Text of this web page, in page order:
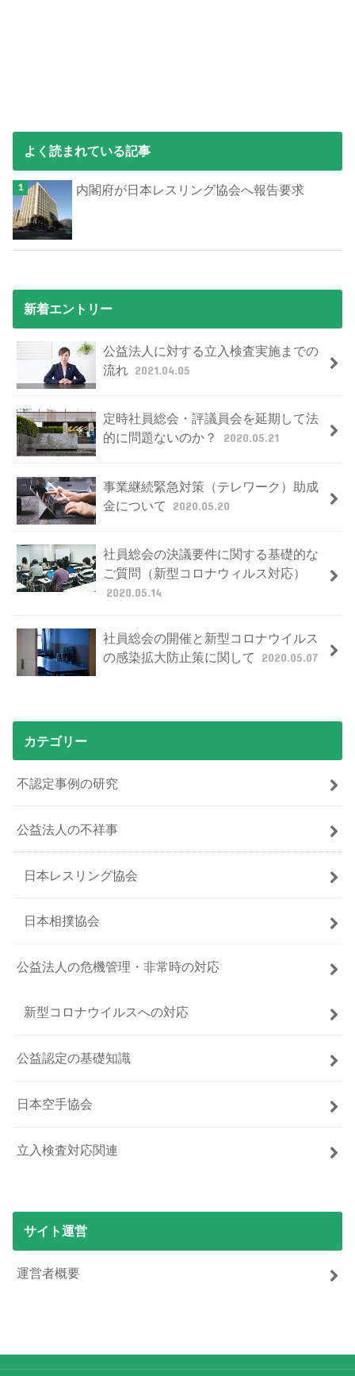
よく読まれている記事
内閣府が日本レスリング協会へ報告要求
新着エントリー
公益法人に対する立入検査実施までの
流れ 2021.04.05
定時社員総会・評議員会を延期して法
的に問題ないのか？
2020.05.21
事業継続緊急対策（テレワーク）助成
金について
2020.05.20
社員総会の決議要件に関する基礎的な
ご質問（新型コロナウィルス対応）
2020.05.14
社員総会の開催と新型コロナウイルス
の感染拡大防止策に関して
2020.05.07
カテゴリー
不認定事例の研究
公益法人の不祥事
日本レスリング協会
日本相撲協会
公益法人の危機管理・非常時の対応
新型コロナウイルスへの対応
公益認定の基礎知識
日本空手協会
立入検査対応関連
サイト運営
運営者概要